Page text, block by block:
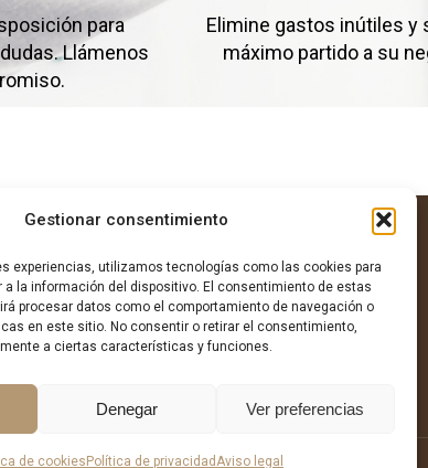
Gestionar consentimiento
experiencias, utilizamos tecnologías como las cookies para
la información del dispositivo. El consentimiento de estas
procesar datos como el comportamiento de navegación o
en este sitio. No consentir o retirar el consentimiento,
a ciertas características y funciones.
Denegar Ver preferencias
de cookies Política de privacidadAviso legal
para
Llámenos
Elimine gastos inútiles y
máximo partido a su